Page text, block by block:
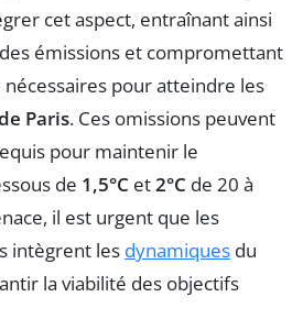
cet aspect, entraînant ainsi
émissions et compromettant
nécessaires pour atteindre les
Paris. Ces omissions peuvent
pour maintenir le
de 1,5°C et2°C de 20 à
il est urgent que les
intègrent les dynamiques du
la viabilité des objectifs